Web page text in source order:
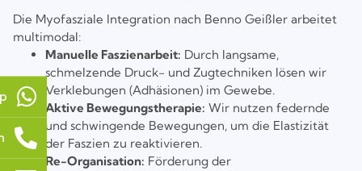
Die Myofasziale Integration nach Benno Geißler arbeitet
multimodal:
Manuelle Faszienarbeit: Durch langsame,
schmelzende Druck- und Zugtechniken lösen wir
Verklebungen (Adhäsionen) im Gewebe.
Aktive Bewegungstherapie: Wir nutzen federnde
und schwingende Bewegungen, um die Elastizität
der Faszien zu reaktivieren.
Re-Organisation: Förderung der